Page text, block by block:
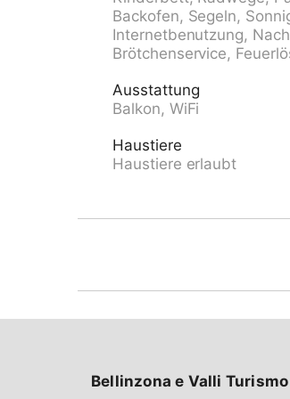
geeignet. Maße: Höhe 205
Lebensmittelgeschäft,
Fußgängerzone 400 m,
"Ascona Centro (Bus Nr. 1)"
Sandstrand "Bagno
Lago Maggiore 500 m.
Ascona, Falconeria,
Ascona, Brissago Inseln.
Lema. Bitte beachten:
UNBEDINGT Vorreservieren.
Backofen, Segeln,
Internetbenutzung,
Brötchenservice,
Ausstattung
Balkon, WiFi
Haustiere
Haustiere erlaubt
Bellinzona e Valli Turismo